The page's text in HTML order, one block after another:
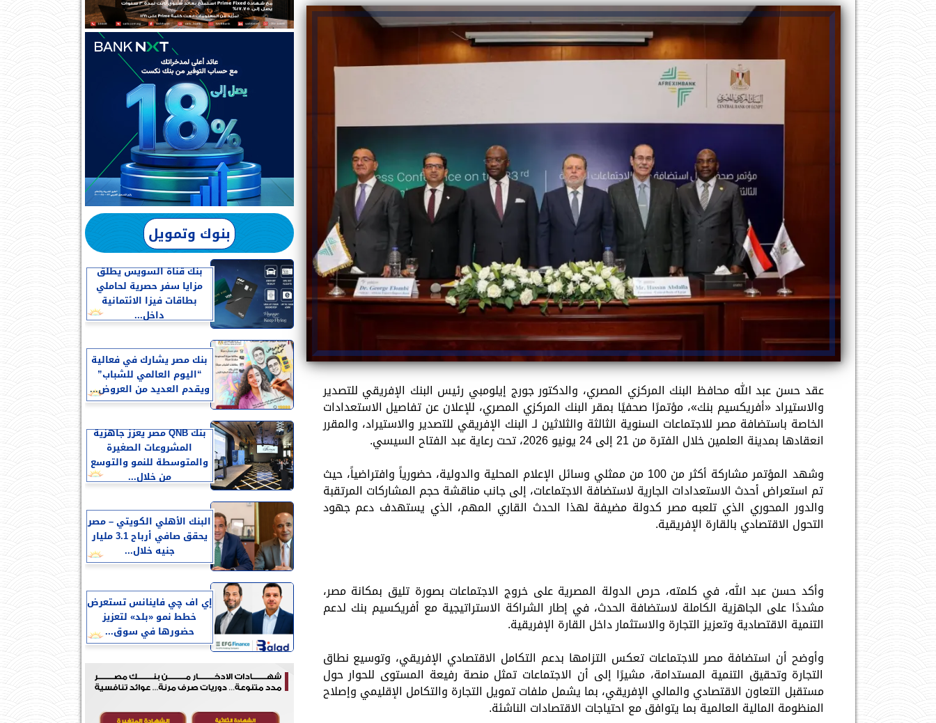
عقد حسن عبد الله محافظ البنك المركزي المصري، والدكتور جورج إيلومبي رئيس البنك الإفريقي للتصدير
والاستيراد «أفريكسيم بنك»، مؤتمرًا صحفيًا بمقر البنك المركزي المصري، للإعلان عن تفاصيل الاستعدادات
الخاصة باستضافة مصر للاجتماعات السنوية الثالثة والثلاثين لـ البنك الإفريقي للتصدير والاستيراد، والمقرر
انعقادها بمدينة العلمين خلال الفترة من 21 إلى 24 يونيو 2026، تحت رعاية عبد الفتاح السيسي.
وشهد المؤتمر مشاركة أكثر من 100 من ممثلي وسائل الإعلام المحلية والدولية، حضورياً وافتراضياً، حيث
تم استعراض أحدث الاستعدادات الجارية لاستضافة الاجتماعات، إلى جانب مناقشة حجم المشاركات المرتقبة
والدور المحوري الذي تلعبه مصر كدولة مضيفة لهذا الحدث القاري المهم، الذي يستهدف دعم جهود
التحول الاقتصادي بالقارة الإفريقية.
وأكد حسن عبد الله، في كلمته، حرص الدولة المصرية على خروج الاجتماعات بصورة تليق بمكانة مصر،
مشددًا على الجاهزية الكاملة لاستضافة الحدث، في إطار الشراكة الاستراتيجية مع أفريكسيم بنك لدعم
التنمية الاقتصادية وتعزيز التجارة والاستثمار داخل القارة الإفريقية.
وأوضح أن استضافة مصر للاجتماعات تعكس التزامها بدعم التكامل الاقتصادي الإفريقي، وتوسيع نطاق
التجارة وتحقيق التنمية المستدامة، مشيرًا إلى أن الاجتماعات تمثل منصة رفيعة المستوى للحوار حول
مستقبل التعاون الاقتصادي والمالي الإفريقي، بما يشمل ملفات تمويل التجارة والتكامل الإقليمي وإصلاح
المنظومة المالية العالمية بما يتوافق مع احتياجات الاقتصادات الناشئة.
بنوك وتمويل
بنك قناة السويس يطلق
مزايا سفر حصرية لحاملي
بطاقات فيزا الائتمانية
داخل...
بنك مصر يشارك في فعالية
“اليوم العالمي للشباب”
ويقدم العديد من العروض...
بنك QNB مصر يعزز جاهزية
المشروعات الصغيرة
والمتوسطة للنمو والتوسع
من خلال...
البنك الأهلي الكويتي – مصر
يحقق صافي أرباح 3.1 مليار
جنيه خلال...
إي اف چي فاينانس تستعرض
خطط نمو «بلد» لتعزيز
حضورها في سوق...